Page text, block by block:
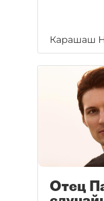
Карашаш
Отец